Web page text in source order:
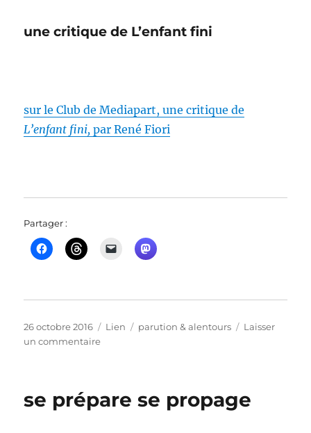
dans
une critique de L’enfant fini
sur le Club de Mediapart, une critique de
L’enfant fini, par René Fiori
Partager :
Publié
le
26 octobre 2016 Format
Lien Catégories
parution & alentours
Laisser
un commentairesur
L’enfant
se prépare se propage